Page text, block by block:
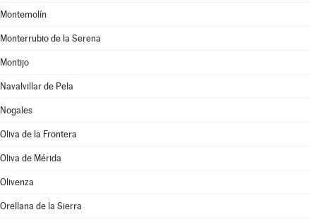
Montemolín
Monterrubio de la Serena
Montijo
Navalvillar de Pela
Nogales
Oliva de la Frontera
Oliva de Mérida
Olivenza
Orellana de la Sierra